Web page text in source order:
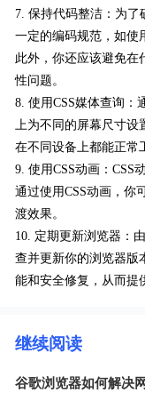
7. 保持代码整洁：为
一定的编码规范，如使
此外，你还应该避免在
性问题。
8. 使用CSS媒体查询：
上为不同的屏幕尺寸设
在不同设备上都能正常
9. 使用CSS动画：CSS
通过使用CSS动画，你
渡效果。
10. 定期更新浏览器：
查并更新你的浏览器版
能和安全修复，从而提
继续阅读
谷歌浏览器如何解决